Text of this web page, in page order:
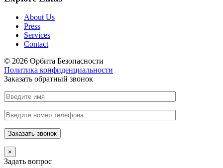
About Us
Press
Services
Contact
© 2026 Орбита Безопасности
Политика конфиденциальности
Заказать обратный звонок
×
Задать вопрос